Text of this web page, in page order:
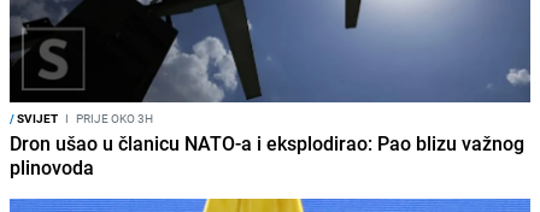
/SVIJET I PRIJE OKO 3H
Dron ušao u članicu NATO-a i eksplodirao: Pao blizu važnog
plinovoda